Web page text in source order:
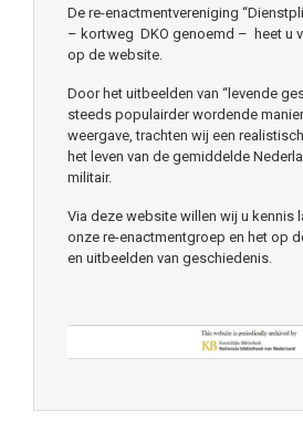
De re-enactmentvereniging
– kortweg DKO genoemd – heet u
op de website.
Door het uitbeelden van “levende
steeds populairder wordende
weergave, trachten wij een
het leven van de gemiddelde
militair.
Via deze website willen wij u kennis
onze re-enactmentgroep en het op
en uitbeelden van geschiedenis.